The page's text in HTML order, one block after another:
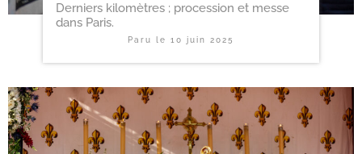
Derniers kilomètres ; procession et messe
dans Paris.
Paru le10 juin 2025